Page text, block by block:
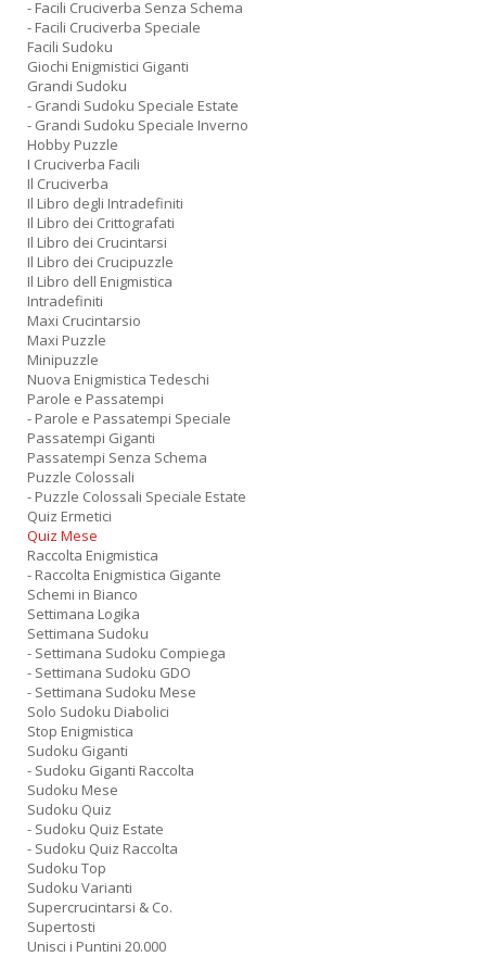
- Facili Cruciverba Senza Schema
- Facili Cruciverba Speciale
Facili Sudoku
Giochi Enigmistici Giganti
Grandi Sudoku
- Grandi Sudoku Speciale Estate
- Grandi Sudoku Speciale Inverno
Hobby Puzzle
I Cruciverba Facili
Il Cruciverba
Il Libro degli Intradefiniti
Il Libro dei Crittografati
Il Libro dei Crucintarsi
Il Libro dei Crucipuzzle
Il Libro dell Enigmistica
Intradefiniti
Maxi Crucintarsio
Maxi Puzzle
Minipuzzle
Nuova Enigmistica Tedeschi
Parole e Passatempi
- Parole e Passatempi Speciale
Passatempi Giganti
Passatempi Senza Schema
Puzzle Colossali
- Puzzle Colossali Speciale Estate
Quiz Ermetici
Quiz Mese
Raccolta Enigmistica
- Raccolta Enigmistica Gigante
Schemi in Bianco
Settimana Logika
Settimana Sudoku
- Settimana Sudoku Compiega
- Settimana Sudoku GDO
- Settimana Sudoku Mese
Solo Sudoku Diabolici
Stop Enigmistica
Sudoku Giganti
- Sudoku Giganti Raccolta
Sudoku Mese
Sudoku Quiz
- Sudoku Quiz Estate
- Sudoku Quiz Raccolta
Sudoku Top
Sudoku Varianti
Supercrucintarsi & Co.
Supertosti
Unisci i Puntini 20.000